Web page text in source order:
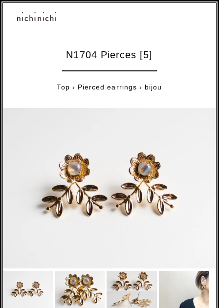
N1704 Pierces [5]
Top › Pierced earrings › bijou